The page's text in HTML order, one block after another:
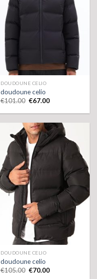
DOUDOUNE CELIO
doudoune celio
€101.00 €67.00
DOUDOUNE CELIO
doudoune celio
€105.00 €70.00